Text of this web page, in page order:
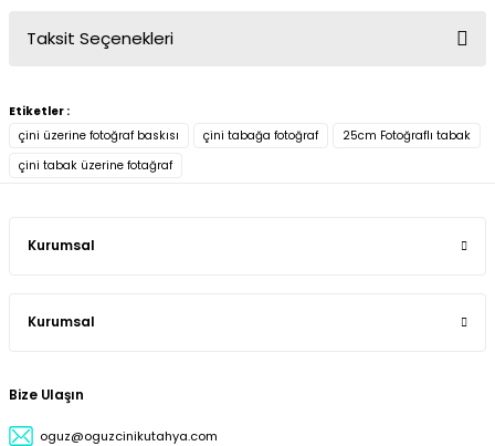
Taksit Seçenekleri
Etiketler :
çini üzerine fotoğraf baskısı
çini tabağa fotoğraf
25cm Fotoğraflı tabak
çini tabak üzerine fotağraf
Kurumsal
Kurumsal
Bize Ulaşın
oguz@oguzcinikutahya.com